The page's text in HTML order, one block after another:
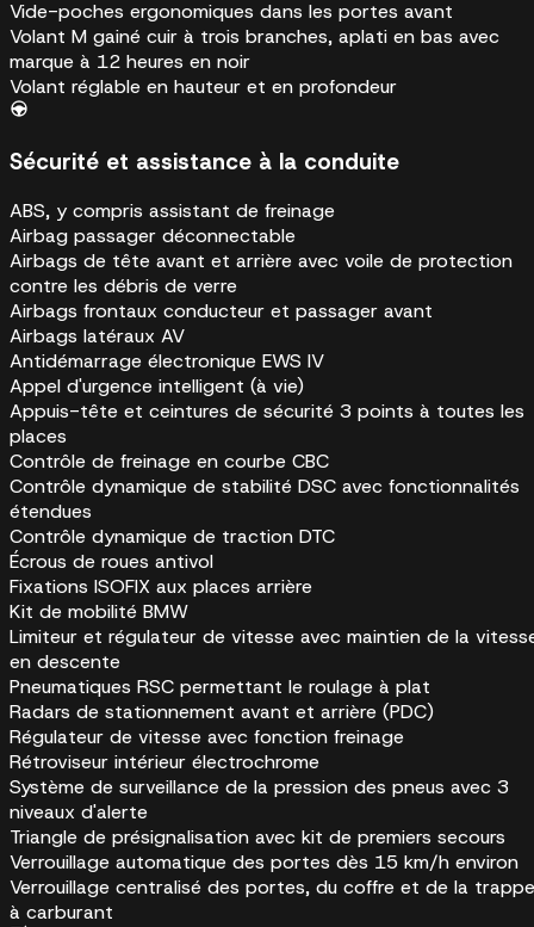
Vide-poches ergonomiques dans les portes avant
Volant M gainé cuir à trois branches, aplati en bas avec
marque à 12 heures en noir
Volant réglable en hauteur et en profondeur
Sécurité et assistance à la conduite
ABS, y compris assistant de freinage
Airbag passager déconnectable
Airbags de tête avant et arrière avec voile de protection
contre les débris de verre
Airbags frontaux conducteur et passager avant
Airbags latéraux AV
Antidémarrage électronique EWS IV
Appel d'urgence intelligent (à vie)
Appuis-tête et ceintures de sécurité 3 points à toutes les
places
Contrôle de freinage en courbe CBC
Contrôle dynamique de stabilité DSC avec fonctionnalités
étendues
Contrôle dynamique de traction DTC
Écrous de roues antivol
Fixations ISOFIX aux places arrière
Kit de mobilité BMW
Limiteur et régulateur de vitesse avec maintien de la
en descente
Pneumatiques RSC permettant le roulage à plat
Radars de stationnement avant et arrière (PDC)
Régulateur de vitesse avec fonction freinage
Rétroviseur intérieur électrochrome
Système de surveillance de la pression des pneus avec 3
niveaux d'alerte
Triangle de présignalisation avec kit de premiers secours
Verrouillage automatique des portes dès 15 km/h environ
Verrouillage centralisé des portes, du coffre et de la trappe
à carburant